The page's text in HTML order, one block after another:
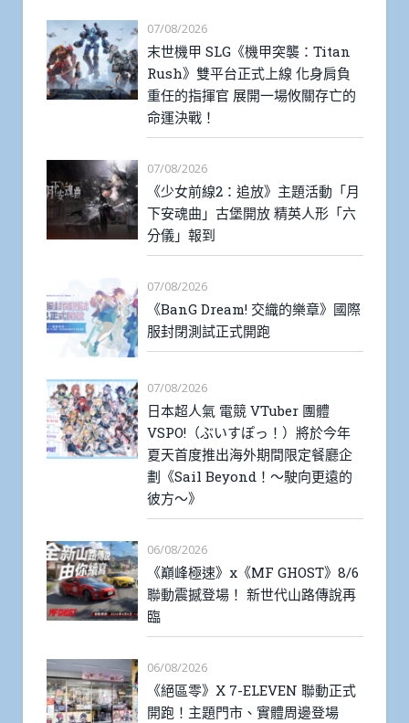
07/08/2026
末世機甲 SLG《機甲突襲：Titan
Rush》雙平台正式上線 化身肩負
重任的指揮官 展開一場攸關存亡的
命運決戰！
07/08/2026
《少女前線2：追放》主題活動「月
下安魂曲」古堡開放 精英人形「六
分儀」報到
07/08/2026
《BanG Dream! 交織的樂章》國際
服封閉測試正式開跑
07/08/2026
日本超人氣 電競 VTuber 團體
VSPO!（ぶいすぽっ！）將於今年
夏天首度推出海外期間限定餐廳企
劃《Sail Beyond！～駛向更遠的
彼方～》
06/08/2026
《巔峰極速》x《MF GHOST》8/6
聯動震撼登場！ 新世代山路傳說再
臨
06/08/2026
《絕區零》X 7-ELEVEN 聯動正式
開跑！主題門市、實體周邊登場